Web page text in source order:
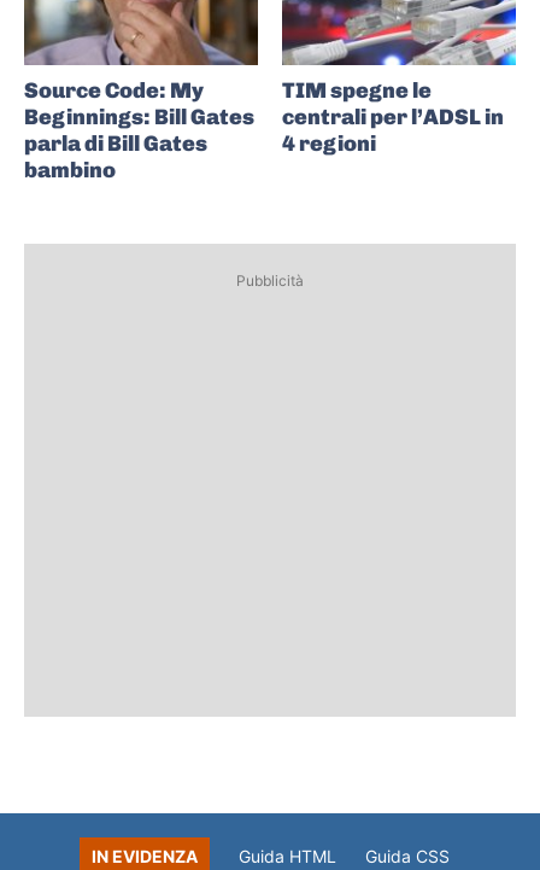
Source Code: My
Beginnings: Bill Gates
parla di Bill Gates
bambino
TIM spegne le
centrali per l’ADSL in
4 regioni
Pubblicità
IN EVIDENZA Guida HTML
Guida CSS